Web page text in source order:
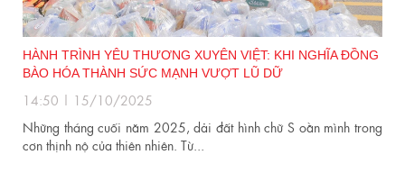
CHĂM SÓC SỨC KHỎE MIỄN PHÍ, MANG YÊU THƯƠNG
ĐẾN VỚI BÀ CON XÃ KÔNG BƠ LA, TỈNH GIA LAI
13:50 | 02/10/2025
Ngày 29/09/2025, CLB Thiện nguyện Ấm Tình Yêu Thương đã
có mặt tại xã Kông Bơ La, thực hiện chương...